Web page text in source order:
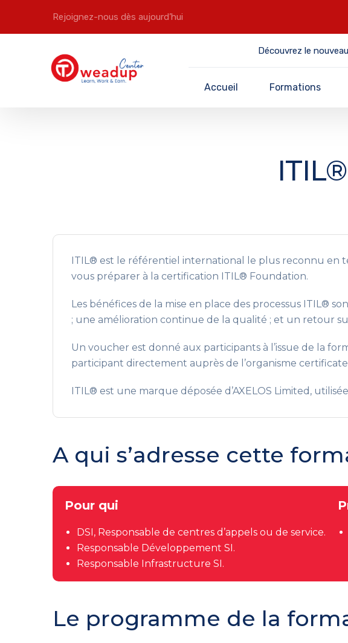
Rejoignez-nous dès aujourd’hui
Découvrez le
Accueil Formations
ITIL® est le référentiel international le plus reconnu en
vous préparer à la certification ITIL® Foundation.
Les bénéfices de la mise en place des processus ITIL®
; une amélioration continue de la qualité ; et un retour
Un voucher est donné aux participants à l’issue de la
participant directement auprès de l’organisme
ITIL® est une marque déposée d’AXELOS Limited,
A qui s’adresse cette
Pour qui
DSI, Responsable de centres d’appels ou de service.
Responsable Développement SI.
Responsable Infrastructure SI.
Le programme de la